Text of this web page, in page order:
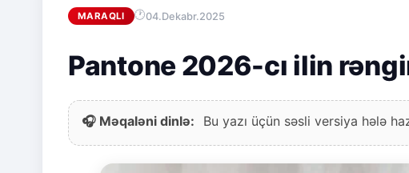
MARAQLI 04.Dekabr.2025
Pantone 2026-cı ilin
🎧 Məqaləni dinlə: Bu yazı üçün səsli versiya hələ